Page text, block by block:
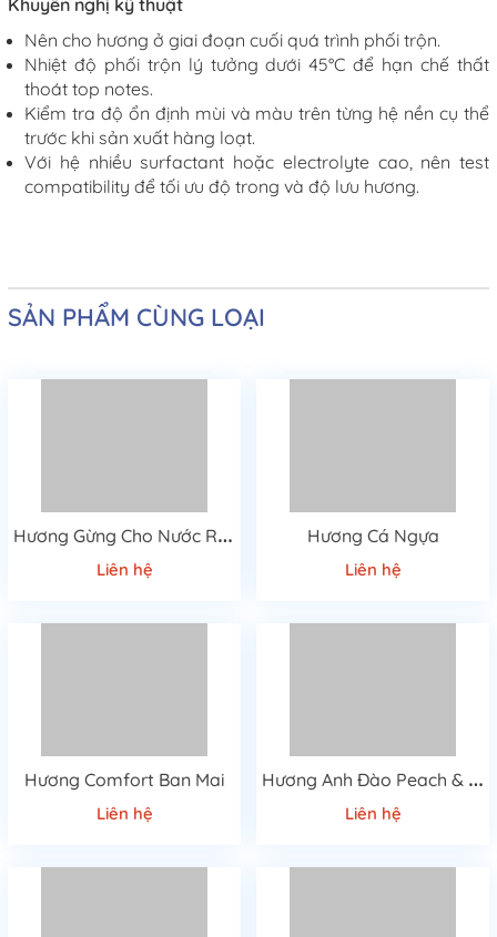
Khuyến nghị kỹ thuật
Nên cho hương ở giai đoạn cuối quá trình phối trộn.
Nhiệt độ phối trộn lý tưởng dưới 45°C để hạn chế thất
thoát top notes.
Kiểm tra độ ổn định mùi và màu trên từng hệ nền cụ thể
trước khi sản xuất hàng loạt.
Với hệ nhiều surfactant hoặc electrolyte cao, nên test
compatibility để tối ưu độ trong và độ lưu hương.
SẢN PHẨM CÙNG LOẠI
H
ương Gừng Cho Nước Rửa Chén
Liên hệ
Hương Cá Ngựa
Liên hệ
Hương Comfort Ban Mai
Liên hệ
H
ương Anh Đào Peach & Rose
Liên hệ